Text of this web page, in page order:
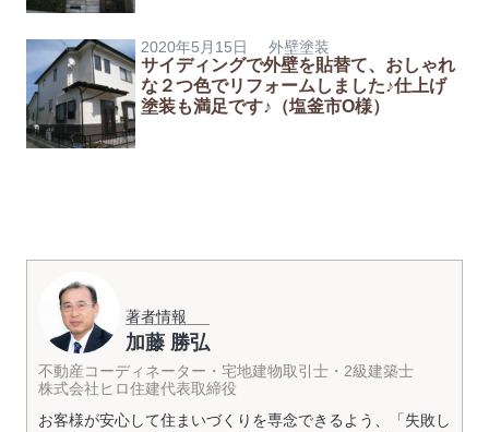
2020年5月15日 外壁塗装
サイディングで外壁を貼替て、おしゃれ
な２つ色でリフォームしました♪仕上げ
塗装も満足です♪（塩釜市O様）
著者情報
加藤 勝弘
不動産コーディネーター・宅地建物取引士・2級建築士
株式会社ヒロ住建代表取締役
お客様が安心して住まいづくりを専念できるよう、「失敗し